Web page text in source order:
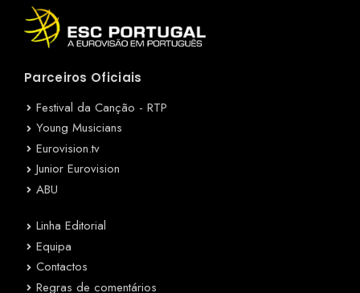
Parceiros Oficiais
Festival da Canção - RTP
Young Musicians
Eurovision.tv
Junior Eurovision
ABU
Linha Editorial
Equipa
Contactos
Regras de comentários